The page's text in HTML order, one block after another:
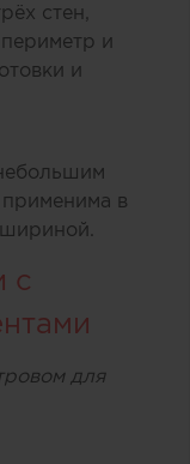
стен,
и
и
в
с
для